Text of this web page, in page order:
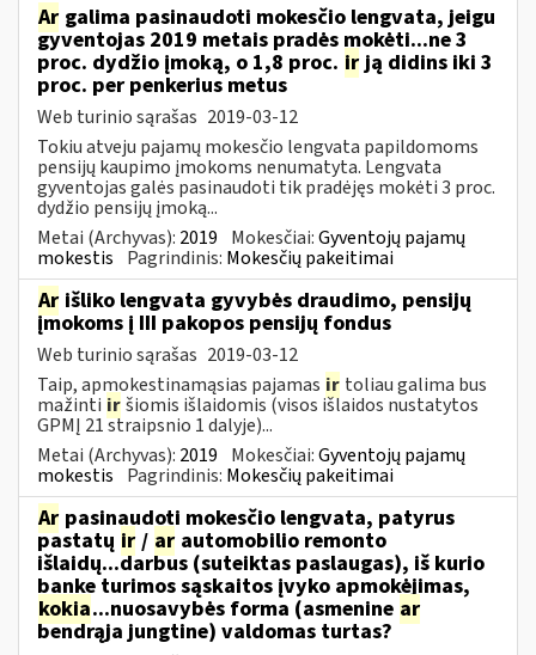
Ar galima pasinaudoti mokesčio lengvata, jeigu
gyventojas 2019 metais pradės mokėti...ne 3
proc. dydžio įmoką, o 1,8 proc. irją didins iki 3
proc. per penkerius metus
Web turinio sąrašas 2019-03-12
Tokiu atveju pajamų mokesčio lengvata papildomoms
pensijų kaupimo įmokoms nenumatyta. Lengvata
gyventojas galės pasinaudoti tik pradėjęs mokėti 3 proc.
dydžio pensijų įmoką...
Metai (Archyvas): 2019 Mokesčiai:Gyventojų pajamų
mokestis Pagrindinis: Mokesčių pakeitimai
Ar išliko lengvata gyvybės draudimo, pensijų
įmokoms į III pakopos pensijų fondus
Web turinio sąrašas 2019-03-12
Taip, apmokestinamąsias pajamas ir toliau galima bus
mažinti iršiomis išlaidomis (visos išlaidos nustatytos
GPMĮ 21 straipsnio 1 dalyje)...
Metai (Archyvas): 2019 Mokesčiai:Gyventojų pajamų
mokestis Pagrindinis: Mokesčių pakeitimai
Ar pasinaudoti mokesčio lengvata, patyrus
pastatų ir / ar automobilio remonto
išlaidų...darbus (suteiktas paslaugas), iš kurio
banke turimos sąskaitos įvyko apmokėjimas,
kokia...nuosavybės forma (asmenine ar
bendrąja jungtine) valdomas turtas?